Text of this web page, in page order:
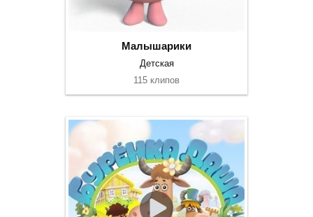
Малышарики
Детская
115 клипов